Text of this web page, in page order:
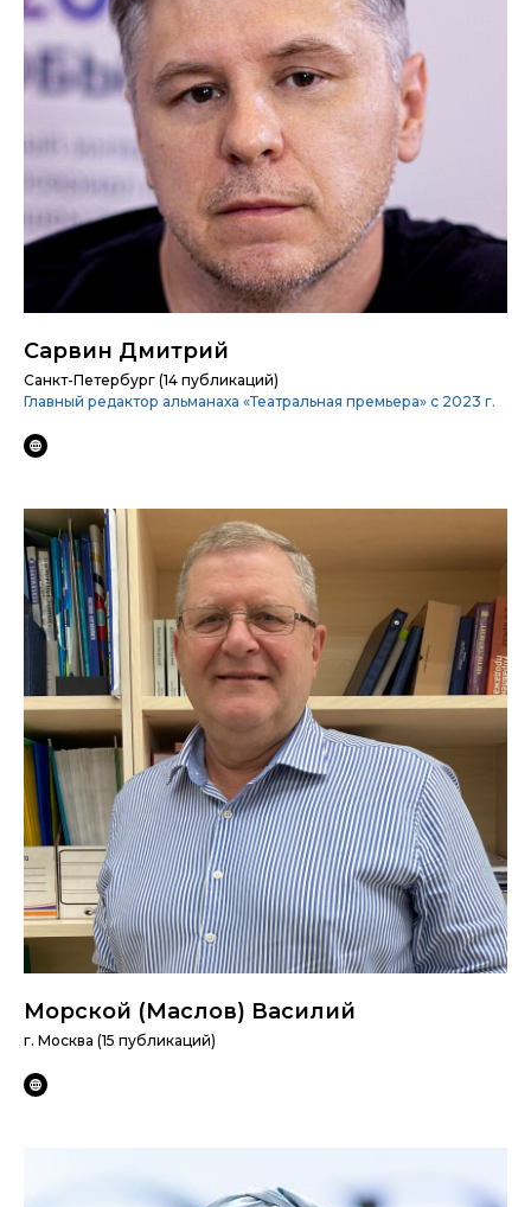
Сарвин Дмитрий
Санкт-Петербург (14 публикаций)
Главный редактор альманаха «Театральная премьера» с 2023 г.
Морской (Маслов) Василий
г. Москва (15 публикаций)